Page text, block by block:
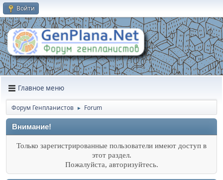
Войти
Главное меню
Форум Генпланистов ► Forum
Внимание!
Только зарегистрированные пользователи имеют доступ в
этот раздел.
Пожалуйста, авторизуйтесь.